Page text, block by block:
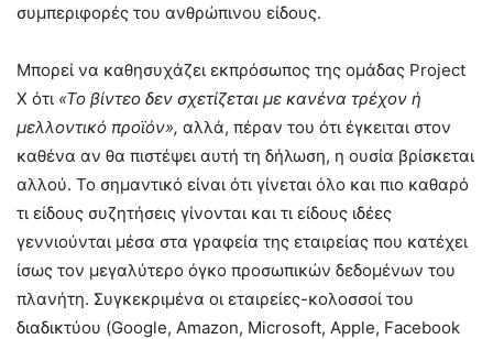
συμπεριφορές του ανθρώπινου είδους.
Μπορεί να καθησυχάζει εκπρόσωπος της ομάδας Project
X ότι «Το βίντεο δεν σχετίζεται με κανένα τρέχον ή
μελλοντικό προϊόν», αλλά, πέραν του ότι έγκειται στον
καθένα αν θα πιστέψει αυτή τη δήλωση, η ουσία βρίσκεται
αλλού. Το σημαντικό είναι ότι γίνεται όλο και πιο καθαρό
τι είδους συζητήσεις γίνονται και τι είδους ιδέες
γεννιούνται μέσα στα γραφεία της εταιρείας που κατέχει
ίσως τον μεγαλύτερο όγκο προσωπικών δεδομένων του
πλανήτη. Συγκεκριμένα οι εταιρείες-κολοσσοί του
διαδικτύου (Google, Amazon, Microsoft, Apple, Facebook